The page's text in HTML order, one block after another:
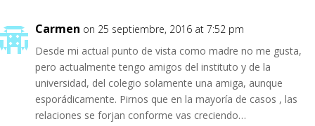
Carmen on 25 septiembre, 2016 at 7:52 pm
Desde mi actual punto de vista como madre no me gusta,
pero actualmente tengo amigos del instituto y de la
universidad, del colegio solamente una amiga, aunque
esporádicamente. Pirnos que en la mayoría de casos , las
relaciones se forjan conforme vas creciendo…